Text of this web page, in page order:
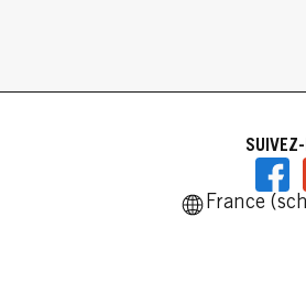
France